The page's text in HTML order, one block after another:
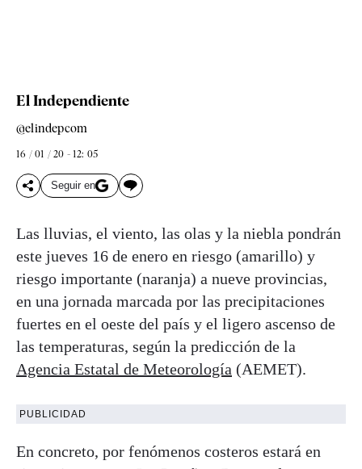
El Independiente
@elindepcom
16 / 01 / 20 - 12: 05
Seguir en
Las lluvias, el viento, las olas y la niebla pondrán
este jueves 16 de enero en riesgo (amarillo) y
riesgo importante (naranja) a nueve provincias,
en una jornada marcada por las precipitaciones
fuertes en el oeste del país y el ligero ascenso de
las temperaturas, según la predicción de la
Agencia Estatal de Meteorología (AEMET).
PUBLICIDAD
En concreto, por fenómenos costeros estará en